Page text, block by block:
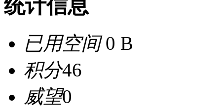
统计信息
已用空间0 B
积分46
威望0